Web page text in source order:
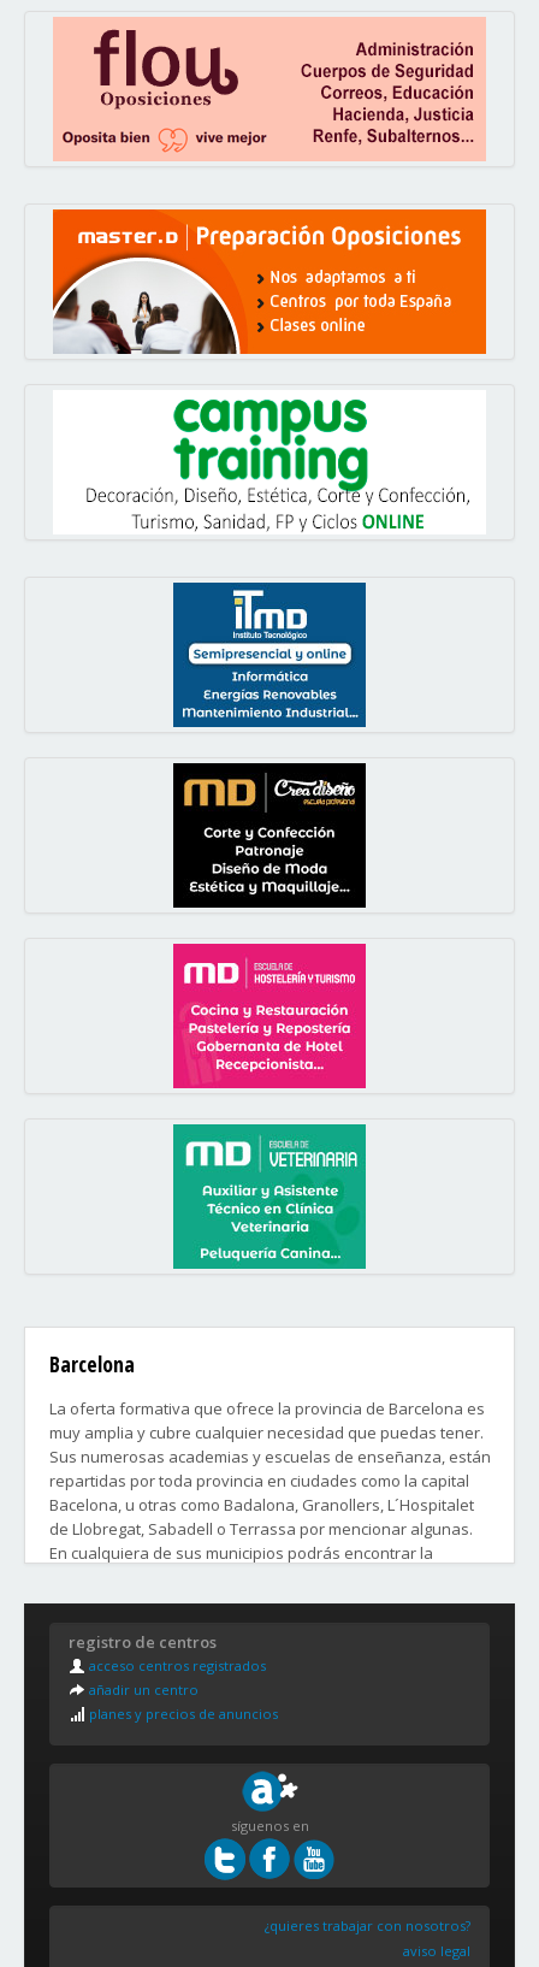
Barcelona
La oferta formativa que ofrece la provincia de Barcelona es
muy amplia y cubre cualquier necesidad que puedas tener.
Sus numerosas academias y escuelas de enseñanza, están
repartidas por toda provincia en ciudades como la capital
Bacelona, u otras como Badalona, Granollers, L´Hospitalet
de Llobregat, Sabadell o Terrassa por mencionar algunas.
En cualquiera de sus municipios podrás encontrar la
1. CIUTAT VELLA
El Raval
Barrio Gótico
La Barceloneta
Dreta de l&#39;Eixample
La Antigua Izquierda del Ensanche
La Nueva Izquierda del Ensanche
registro de centros
acceso centros registrados
añadir un centro
planes y precios de anuncios
síguenos en
¿quieres trabajar con nosotros?
aviso legal